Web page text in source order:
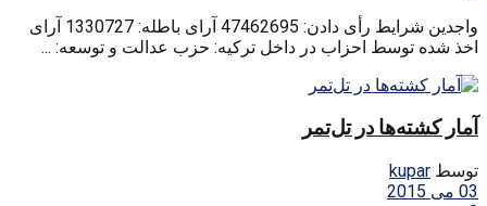
واجدین شرایط رأی دادن: 47462695 آرای باطله: 1330727 آرای
اخذ شده توسط احزاب در داخل ترکیه: حزب عدالت و توسعه: ...
آمار کشته‌ها در تل‌تمر
توسط kupar
03 می 2015